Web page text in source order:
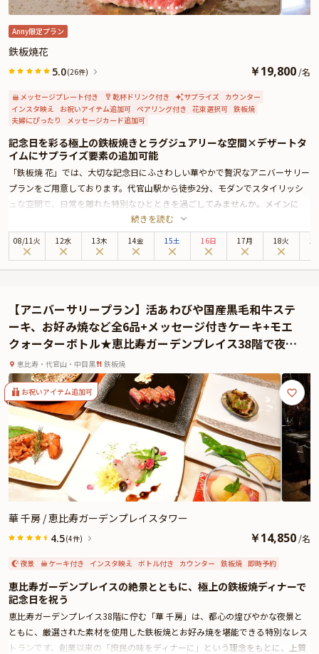
Anny限定プラン
鉄板焼花
5.0(26件) ￥19,800 /名
メッセージプレート付き 乾杯ドリンク付き サプライズ カウンター
インスタ映え
お祝いアイテム追加可 ペアリング付き 花束選択可 鉄板焼
夫婦にぴったり
メッセージカード追加可
記念日を彩る極上の鉄板焼きとラグジュアリーな空間×デザートタ
イムにサプライズ要素の追加可能
「鉄板焼 花」では、大切な記念日にふさわしい華やかで贅沢なアニバーサリー
プランをご用意しております。代官山駅から徒歩2分、モダンでスタイリッシ
ュな空間で、日常を離れた特別なひとときを過ごしてみませんか。メインに
は、A5ランクの黒毛和牛シャトーブリアンをはじめ、オマール海老やフォアグ
ラなど豪華な食材をご用意。すべてを鉄板焼きの魅力とともにご堪能いただけ
ます。
のデザートプレートで心温まるサプライズを演出。大切な方への感謝の気持ち
が、忘れられないひと皿として記憶に残ります。
さらに本プランでは、有料オプションで、アニバーサリーにぴったりな花束・
ギフト・カスタマイズ可能なメッセージカードなどをお付けすることが出来ま
す。メッセージカードは着席時に、花束やギフトはデザートタイムにご予約主
様にお渡し致しますので、サプライズにお役立てください。詳しくは本ページ
中段の「お祝いアイテム」の欄でお選び頂けます。
上質な料理、心地よいサービス、そして特別感あふれる空間が揃った「鉄板焼
花」で、記念日をより一層輝かせる素敵な夜をお過ごしください。
続きを読む
08/11火 12水 13木 14金 15土 16日 17月 18火
【アニバーサリープラン】活あわびや国産黒毛和牛ステ
ーキ、お好み焼など全6品+メッセージ付きケーキ+モエ
クォーターボトル★恵比寿ガーデンプレイス38階で夜景
を望みながらお祝い
恵比寿・代官山・中目黒 鉄板焼
お祝いアイテム追加可
華 千房 / 恵比寿ガーデンプレイスタワー
4.5(4件) ￥14,850 /名
夜景 ケーキ付き インスタ映え ボトル付き カウンター 鉄板焼 即時予約
恵比寿ガーデンプレイスの絶景とともに、極上の鉄板焼ディナーで
記念日を祝う
恵比寿ガーデンプレイス38階に佇む「華 千房」は、都心の煌びやかな夜景と
ともに、厳選された素材を使用した鉄板焼とお好み焼を堪能できる特別なレス
トランです。創業以来の「庶民の味をディナーに」という理念をもとに、上質